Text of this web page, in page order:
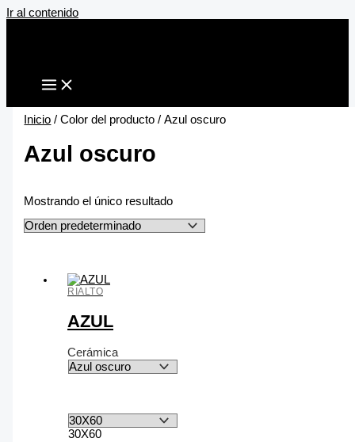
Ir al contenido
Inicio / Color del producto / Azul oscuro
Azul oscuro
Mostrando el único resultado
RIALTO
AZUL
Cerámica
30X60